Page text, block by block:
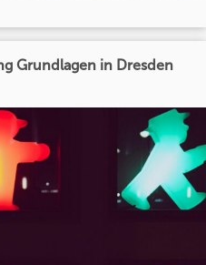
Grundlagen in Dresden